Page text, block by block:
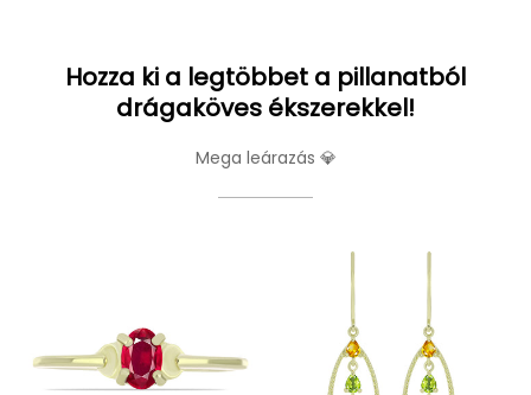
Hozza ki a legtöbbet a pillanatból
drágaköves ékszerekkel!
Mega leárazás 💎